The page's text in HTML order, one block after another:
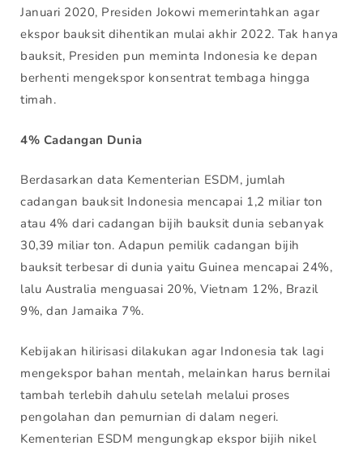
Januari 2020, Presiden Jokowi memerintahkan agar
ekspor bauksit dihentikan mulai akhir 2022. Tak hanya
bauksit, Presiden pun meminta Indonesia ke depan
berhenti mengekspor konsentrat tembaga hingga
timah.
4% Cadangan Dunia
Berdasarkan data Kementerian ESDM, jumlah
cadangan bauksit Indonesia mencapai 1,2 miliar ton
atau 4% dari cadangan bijih bauksit dunia sebanyak
30,39 miliar ton. Adapun pemilik cadangan bijih
bauksit terbesar di dunia yaitu Guinea mencapai 24%,
lalu Australia menguasai 20%, Vietnam 12%, Brazil
9%, dan Jamaika 7%.
Kebijakan hilirisasi dilakukan agar Indonesia tak lagi
mengekspor bahan mentah, melainkan harus bernilai
tambah terlebih dahulu setelah melalui proses
pengolahan dan pemurnian di dalam negeri.
Kementerian ESDM mengungkap ekspor bijih nikel